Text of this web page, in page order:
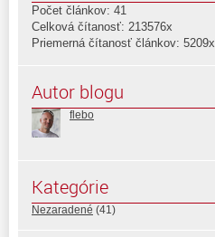
Počet článkov: 41
Celková čítanosť: 213576x
Priemerná čítanosť článkov: 5209x
Autor blogu
flebo
Kategórie
Nezaradené (41)